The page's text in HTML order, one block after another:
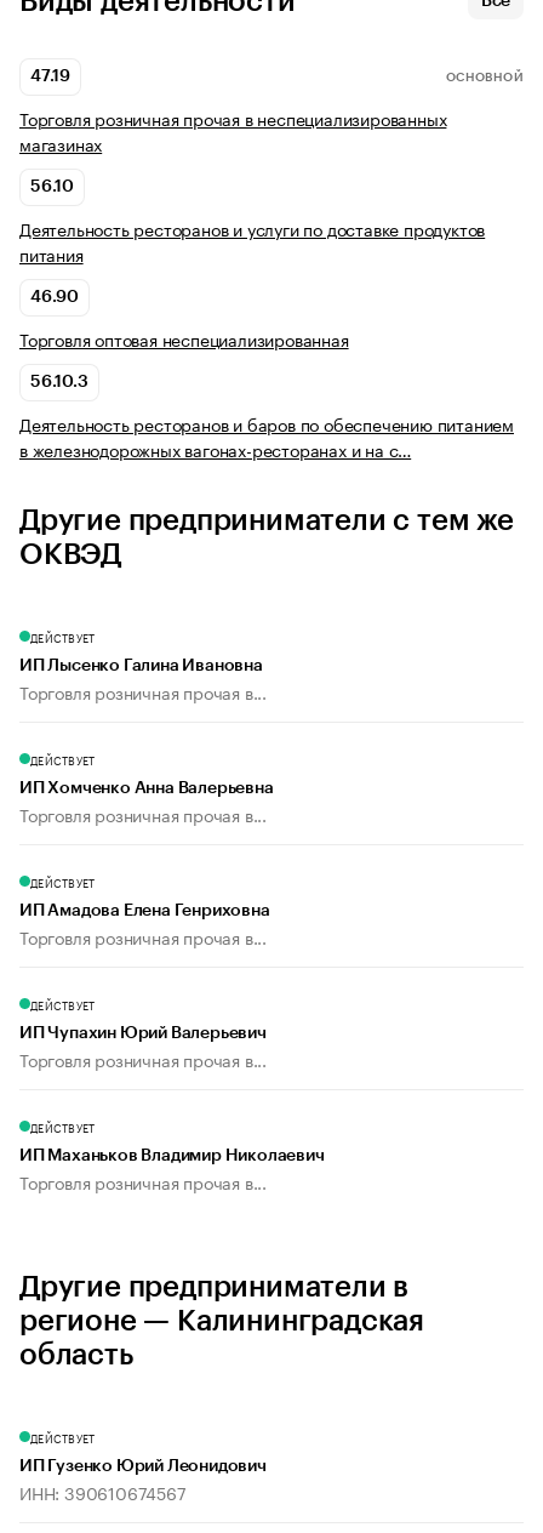
47.19 ОСНОВНОЙ
Торговля розничная прочая в неспециализированных
магазинах
56.10
Деятельность ресторанов и услуги по доставке продуктов
питания
46.90
Торговля оптовая неспециализированная
56.10.3
Деятельность ресторанов и баров по обеспечению питанием
в железнодорожных вагонах-ресторанах и на с…
Другие предприниматели с тем же
ОКВЭД
ДЕЙСТВУЕТ
ИП Лысенко Галина Ивановна
Торговля розничная прочая в...
ДЕЙСТВУЕТ
ИП Хомченко Анна Валерьевна
Торговля розничная прочая в...
ДЕЙСТВУЕТ
ИП Амадова Елена Генриховна
Торговля розничная прочая в...
ДЕЙСТВУЕТ
ИП Чупахин Юрий Валерьевич
Торговля розничная прочая в...
ДЕЙСТВУЕТ
ИП Маханьков Владимир Николаевич
Торговля розничная прочая в...
Другие предприниматели в
регионе — Калининградская
область
ДЕЙСТВУЕТ
ИП Гузенко Юрий Леонидович
ИНН: 390610674567